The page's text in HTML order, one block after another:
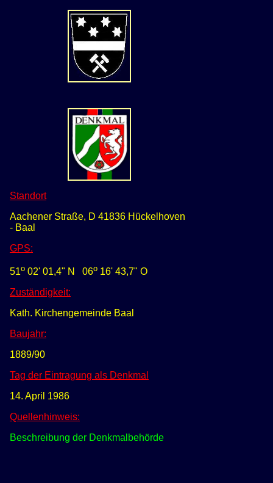
Standort
Aachener Straße, D 41836 Hückelhoven
- Baal
GPS:
51o 02' 01,4" N 06o 16' 43,7" O
Zuständigkeit:
Kath. Kirchengemeinde Baal
Baujahr:
1889/90
Tag der Eintragung als Denkmal
14. April 1986
Quellenhinweis:
Beschreibung der Denkmalbehörde